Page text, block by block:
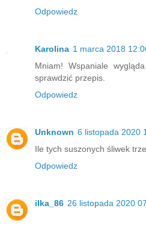
Odpowiedz
Karolina 1 marca 2018
Mniam! Wspaniale
sprawdzić przepis.
Odpowiedz
Unknown 6 listopada 2020
Ile tych suszonych śliwek
Odpowiedz
ilka_86 26 listopada 2020